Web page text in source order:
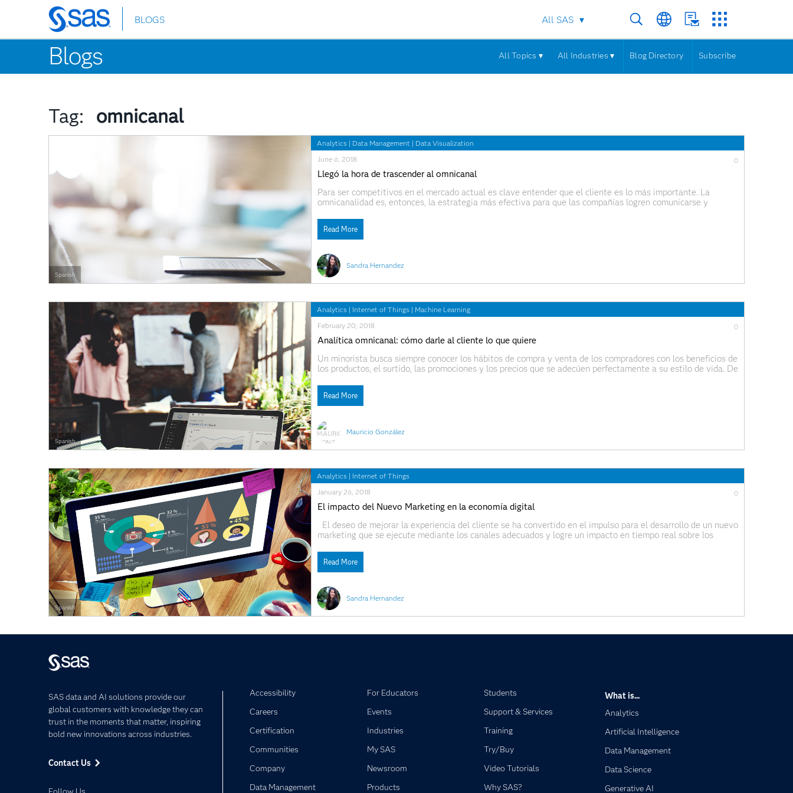
Skip
to
main
content
BLOGS All SAS
Blogs All Topics ▾ All Industries ▾ Blog Directory Subscribe
Tag: omnicanal
Analytics | Data Management | Data Visualization
Sandra Hernandez
June 6, 2018 0
Llegó la hora de trascender al omnicanal
Para ser competitivos en el mercado actual es clave entender que el cliente es lo más importante. La
omnicanalidad es, entonces, la estrategia más efectiva para que las compañías logren comunicarse y
Read More
Spanish
Analytics | Internet of Things | Machine Learning
Mauricio González
February 20, 2018 0
Analítica omnicanal: cómo darle al cliente lo que quiere
Un minorista busca siempre conocer los hábitos de compra y venta de los compradores con los beneficios de
los productos, el surtido, las promociones y los precios que se adecúen perfectamente a su estilo de vida. De
Read More
Spanish
Analytics | Internet of Things
Sandra Hernandez
January 26, 2018 0
El impacto del Nuevo Marketing en la economía digital
El deseo de mejorar la experiencia del cliente se ha convertido en el impulso para el desarrollo de un nuevo
marketing que se ejecute mediante los canales adecuados y logre un impacto en tiempo real sobre los
Read More
Spanish
SAS data and AI solutions provide our
global customers with knowledge they can
trust in the moments that matter, inspiring
bold new innovations across industries.
Contact Us
Accessibility
Careers
Certification
Communities
Company
Data Management
For Educators
Events
Industries
My SAS
Newsroom
Products
Students
Support & Services
Training
Try/Buy
Video Tutorials
Why SAS?
What is...
Analytics
Artificial Intelligence
Data Management
Data Science
Generative AI